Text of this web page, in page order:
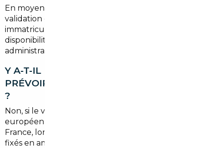
En moyenne, comptez
validation de votre dossier et la livraison du véhicule
immatriculé en France. Ce délai peut varier selon la
disponibilité du modèle et les formalités
administratives spécifiques au pays d'origine.
Y A-T-IL DES TAXES OU FRAIS CACHÉS À
PRÉVOIR LORS D'UN IMPORT EUROPÉEN
?
Non, si le véhicule provient d'un pays de l'Union
européenne. La TVA est réglée une seule fois, en
France, lors de l'immatriculation. Nos honoraires sont
fixés en amont et